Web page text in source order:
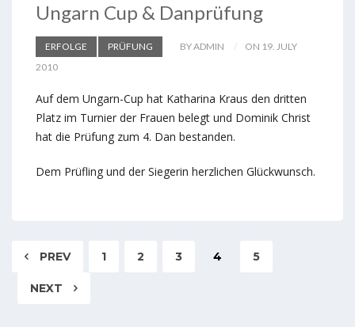
Ungarn Cup & Danprüfung
ERFOLGE PRÜFUNG BY ADMIN
ON 19. JULY
2010
Auf dem Ungarn-Cup hat Katharina Kraus den dritten
Platz im Turnier der Frauen belegt und Dominik Christ
hat die Prüfung zum 4. Dan bestanden.
Dem Prüfling und der Siegerin herzlichen Glückwunsch.
PREV 1 2 3 4 5
NEXT